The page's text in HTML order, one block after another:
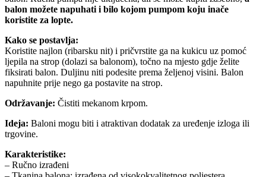
balon možete napuhati i bilo kojom pumpom koju inače
koristite za lopte.
Kako se postavlja:
Koristite najlon (ribarsku nit) i pričvrstite ga na kukicu uz pomoć
ljepila na strop (dolazi sa balonom), točno na mjesto gdje želite
fiksirati balon. Duljinu niti podesite prema željenoj visini. Balon
napuhnite prije nego ga postavite na strop.
Održavanje: Čistiti mekanom krpom.
Ideja: Baloni mogu biti i atraktivan dodatak za uređenje izloga ili
trgovine.
Karakteristike:
– Ručno izrađeni